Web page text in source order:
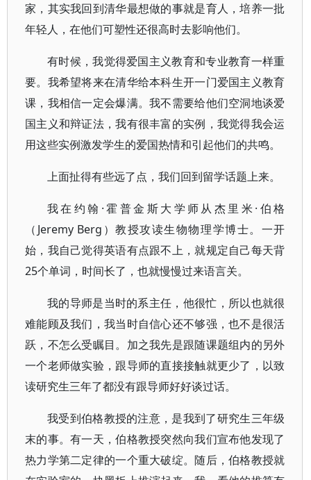
家，其实我回到清华最想做的事就是育人，培养一批
年轻人，在他们可塑性还很高时去影响他们。
有时候，我觉得爱国主义教育和专业教育一样重
要。我希望将来在清华给本科生开一门爱国主义教育
课，我相信一定会爆满。我不需要给他们空洞地谈爱
国主义和辩证法，我有很丰富的实例，我觉得我会运
用这些实例激发学生的爱国热情和引起他们的共鸣。
上面扯得有些远了点，我们回到留学话题上来。
我在约翰·霍普金斯大学师从杰里米·伯格
（Jeremy Berg）教授攻读生物物理学博士。一开
始，我自己觉得英语有点跟不上，就规定自己每天背
25个单词，时间长了，也就慢慢过来语言关。
我的导师是当时的系主任，他很忙，所以也就很
难能顾及我们，我当时自信心还不够强，也不是很活
跃，不怎么受瞩目。加之我先是跟随课题组内的另外
一个老师做实验，跟导师的直接接触就更少了，以致
读研究生三年了都没有跟导师好好谈过话。
我受到伯格教授的注意，是我到了研究生三年级
末的事。有一天，伯格教授突然向我们宣布他发现了
热力学第二定律的一个重大破绽。随后，伯格教授就